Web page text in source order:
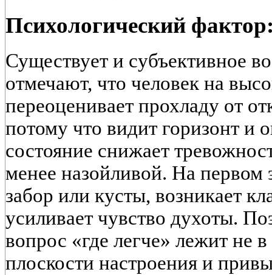
Психологический
Существует и субъективное
отмечают, что человек на
переоценивает прохладу от
потому что видит горизонт и
состояние снижает
менее назойливой. На первом
забор или кусты, возникает
усиливает чувство духоты.
вопрос «где легче» лежит не
плоскости настроения и